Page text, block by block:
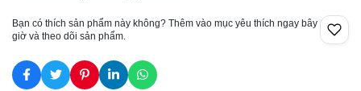
Bạn có thích sản phẩm này không? Thêm vào mục yêu thích ngay bây
giờ và theo dõi sản phẩm.